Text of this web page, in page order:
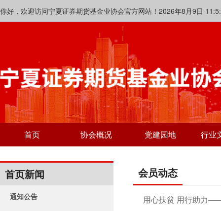
你好，欢迎访问宁夏证券期货基金业协会官方网站！2026年8月9日
首页 协会概况 党建园地 行业
首页新闻
通知公告
会员动态
用心扶贫 用行助力